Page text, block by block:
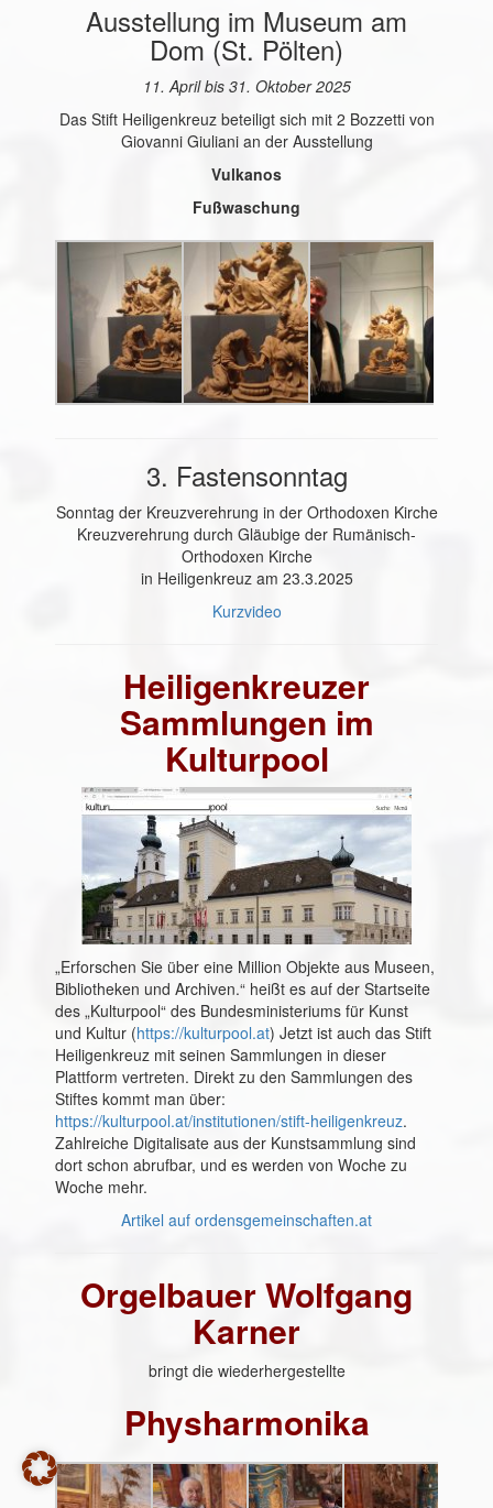
Ausstellung im Museum am
Dom (St. Pölten)
11. April bis 31. Oktober 2025
Das Stift Heiligenkreuz beteiligt sich mit 2 Bozzetti von
Giovanni Giuliani an der Ausstellung
Vulkanos
Fußwaschung
3. Fastensonntag
Sonntag der Kreuzverehrung in der Orthodoxen Kirche
Kreuzverehrung durch Gläubige der Rumänisch-
Orthodoxen Kirche
in Heiligenkreuz am 23.3.2025
Kurzvideo
Heiligenkreuzer
Sammlungen im
Kulturpool
„Erforschen Sie über eine Million Objekte aus Museen,
Bibliotheken und Archiven.“ heißt es auf der Startseite
des „Kulturpool“ des Bundesministeriums für Kunst
und Kultur (https://kulturpool.at) Jetzt ist auch das Stift
Heiligenkreuz mit seinen Sammlungen in dieser
Plattform vertreten. Direkt zu den Sammlungen des
Stiftes kommt man über:
https://kulturpool.at/institutionen/stift-heiligenkreuz.
Zahlreiche Digitalisate aus der Kunstsammlung sind
dort schon abrufbar, und es werden von Woche zu
Woche mehr.
Artikel auf ordensgemeinschaften.at
Orgelbauer Wolfgang
Karner
bringt die wiederhergestellte
Physharmonika